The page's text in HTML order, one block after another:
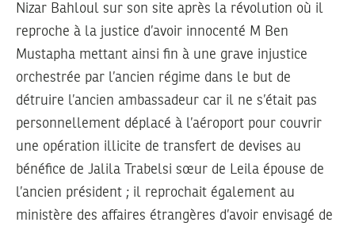
Nizar Bahloul sur son site après la révolution où il
reproche à la justice d’avoir innocenté M Ben
Mustapha mettant ainsi fin à une grave injustice
orchestrée par l’ancien régime dans le but de
détruire l’ancien ambassadeur car il ne s’était pas
personnellement déplacé à l’aéroport pour couvrir
une opération illicite de transfert de devises au
bénéfice de Jalila Trabelsi sœur de Leila épouse de
l’ancien président ; il reprochait également au
ministère des affaires étrangères d’avoir envisagé de